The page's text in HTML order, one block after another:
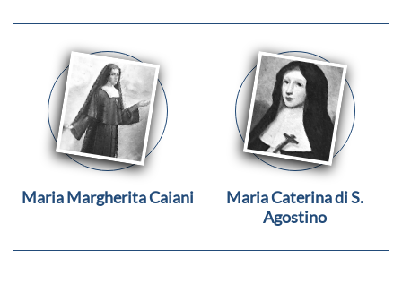
Maria Margherita Caiani
Maria Caterina di S.
Agostino